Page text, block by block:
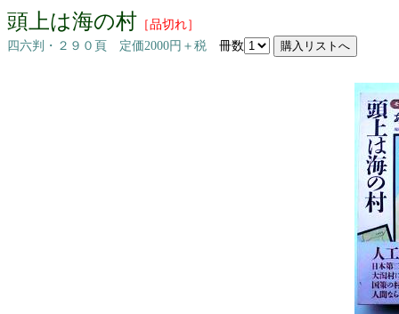
頭上は海の村 ［品切れ］
四六判・２９０頁 定価2000円＋税 冊数